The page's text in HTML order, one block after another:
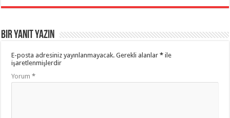
Bir yanıt yazın
E-posta adresiniz yayınlanmayacak. Gerekli alanlar* ile
işaretlenmişlerdir
Yorum*